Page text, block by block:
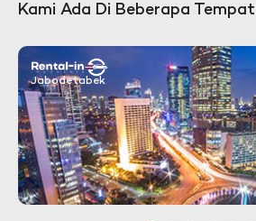
Kami Ada Di Beberapa Tempat
Jabodetabek